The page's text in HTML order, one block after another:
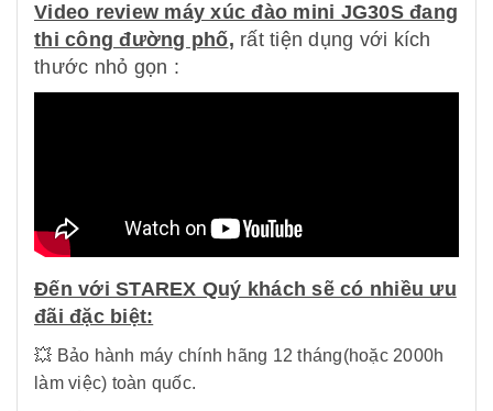
Video review máy xúc đào mini JG30S đang
thi công đường phố, rất tiện dụng với kích
thước nhỏ gọn :
Đến với STAREX Quý khách sẽ có nhiều ưu
đãi đặc biệt:
💥 Bảo hành máy chính hãng 12 tháng(hoặc 2000h
làm việc) toàn quốc.